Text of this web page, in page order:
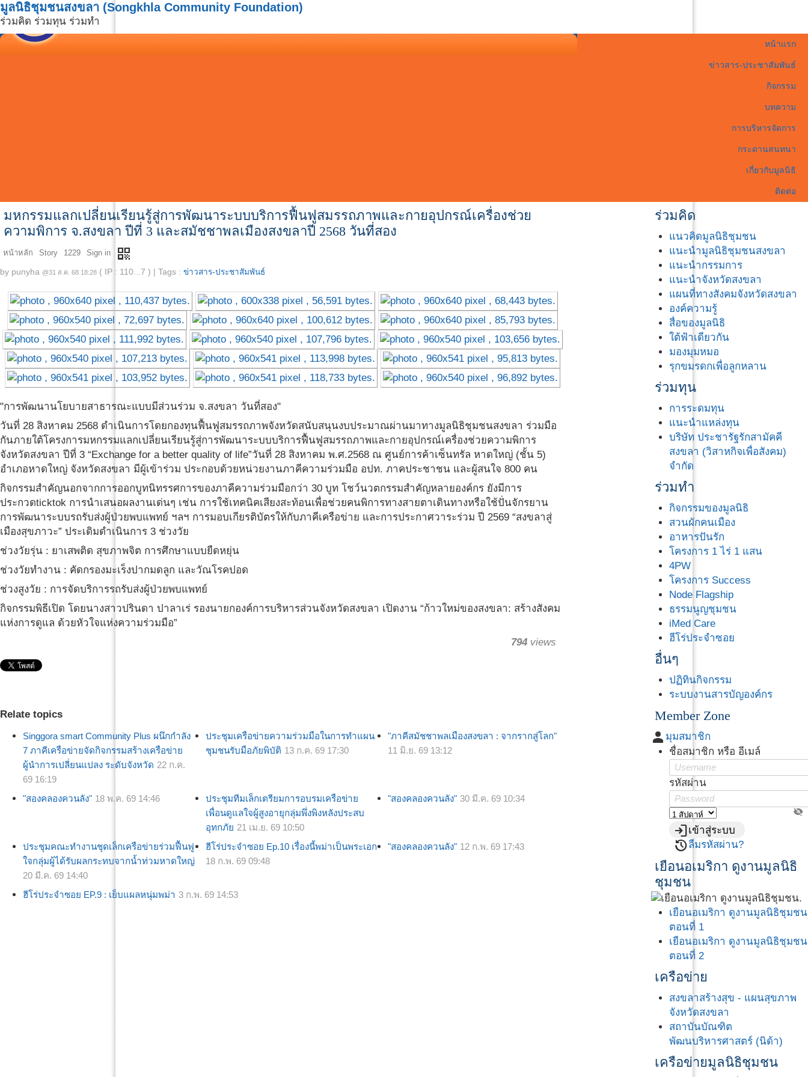
มูลนิธิชุมชนสงขลา (Songkhla Community Foundation)
ร่วมคิด ร่วมทุน ร่วมทำ
หน้าแรก
ข่าวสาร-ประชาสัมพันธ์
กิจกรรม
บทความ
การบริหารจัดการ
กระดานสนทนา
เกี่ยวกับมูลนิธิ
ติดต่อ
มหกรรมแลกเปลี่ยนเรียนรู้สู่การพัฒนาระบบบริการฟื้นฟูสมรรถภาพและกายอุปกรณ์เครื่องช่วย
ความพิการ จ.สงขลา ปีที่ 3 และสมัชชาพลเมืองสงขลาปี 2568 วันที่สอง
หน้าหลัก Story 1229 Sign in qr_code
by punyha @31 ส.ค. 68 18:28 ( IP : 110...7 ) Tags : ข่าวสาร-ประชาสัมพันธ์
"การพัฒนานโยบายสาธารณะแบบมีส่วนร่วม จ.สงขลา วันที่สอง"
วันที่ 28 สิงหาคม 2568 ดำเนินการโดยกองทุนฟื้นฟูสมรรถภาพจังหวัดสนับสนุนงบประมาณผ่านมาทางมูลนิธิชุมชนสงขลา ร่วมมือ
กันภายใต้โครงการมหกรรมแลกเปลี่ยนเรียนรู้สู่การพัฒนาระบบบริการฟื้นฟูสมรรถภาพและกายอุปกรณ์เครื่องช่วยความพิการ
จังหวัดสงขลา ปีที่ 3 “Exchange for a better quality of life”วันที่ 28 สิงหาคม พ.ศ.2568 ณ ศูนย์การค้าเซ็นทรัล หาดใหญ่ (ชั้น 5)
อำเภอหาดใหญ่ จังหวัดสงขลา มีผู้เข้าร่วม ประกอบด้วยหน่วยงานภาคีความร่วมมือ อปท. ภาคประชาชน และผู้สนใจ 800 คน
กิจกรรมสำคัญนอกจากการออกบูทนิทรรศการของภาคีความร่วมมือกว่า 30 บูท โชว์นวตกรรมสำคัญหลายองค์กร ยังมีการ
ประกวดticktok การนำเสนอผลงานเด่นๆ เช่น การใช้เทคนิคเสียงสะท้อนเพื่อช่วยคนพิการทางสายตาเดินทางหรือใช้ปั่นจักรยาน
การพัฒนาระบบรถรับส่งผู้ป่วยพบแพทย์ ฯลฯ การมอบเกียรติบัตรให้กับภาคีเครือข่าย และการประกาศวาระร่วม ปี 2569 “สงขลาสู่
เมืองสุขภาวะ” ประเดิมดำเนินการ 3 ช่วงวัย
ช่วงวัยรุ่น : ยาเสพติด สุขภาพจิต การศึกษาแบบยืดหยุ่น
ช่วงวัยทำงาน : คัดกรองมะเร็งปากมดลูก และวัณโรคปอด
ช่วงสูงวัย : การจัดบริการรถรับส่งผู้ป่วยพบแพทย์
กิจกรรมพิธีเปิด โดยนางสาวปรินดา ปาลาเร่ รองนายกองค์การบริหารส่วนจังหวัดสงขลา เปิดงาน “ก้าวใหม่ของสงขลา: สร้างสังคม
แห่งการดูแล ด้วยหัวใจแห่งความร่วมมือ”
794views
Relate topics
Singgora smart Community Plus ผนึกกำลัง
7 ภาคีเครือข่ายจัดกิจกรรมสร้างเครือข่าย
ผู้นำการเปลี่ยนแปลง ระดับจังหวัด 22 ก.ค.
69 16:19
ประชุมเครือข่ายความร่วมมือในการทำแผน
ชุมชนรับมือภัยพิบัติ 13 ก.ค. 69 17:30
"ภาคีสมัชชาพลเมืองสงขลา : จากรากสู่โลก"
11 มิ.ย. 69 13:12
"สองคลองควนลัง" 18 พ.ค. 69 14:46
ประชุมทีมเล็กเตรียมการอบรมเครือข่าย
เพื่อนดูแลใจผู้สูงอายุกลุ่มพึ่งพิงหลังประสบ
อุทกภัย 21 เม.ย. 69 10:50
"สองคลองควนลัง" 30 มี.ค. 69 10:34
ประชุมคณะทำงานชุดเล็กเครือข่ายร่วมฟื้นฟู
ใจกลุ่มผู้ได้รับผลกระทบจากน้ำท่วมหาดใหญ่
20 มี.ค. 69 14:40
ฮีโร่ประจำซอย Ep.10 เรื่องนี้พม่าเป็นพระเอก
18 ก.พ. 69 09:48
"สองคลองควนลัง" 12 ก.พ. 69 17:43
ฮีโร่ประจำซอย EP.9 : เย็บแผลหนุ่มพม่า 3 ก.พ. 69 14:53
ร่วมคิด
แนวคิดมูลนิธิชุมชน
แนะนำมูลนิธิชุมชนสงขลา
แนะนำกรรมการ
แนะนำจังหวัดสงขลา
แผนที่ทางสังคมจังหวัดสงขลา
องค์ความรู้
สื่อของมูลนิธิ
ใต้ฟ้าเดียวกัน
มองมุมหมอ
รุกขมรดกเพื่อลูกหลาน
ร่วมทุน
การระดมทุน
แนะนำแหล่งทุน
บริษัท ประชารัฐรักสามัคคี
สงขลา (วิสาหกิจเพื่อสังคม)
จำกัด
ร่วมทำ
กิจกรรมของมูลนิธิ
สวนผักคนเมือง
อาหารปันรัก
โครงการ 1 ไร่ 1 แสน
4PW
โครงการ Success
Node Flagship
ธรรมนูญชุมชน
iMed Care
ฮีโร่ประจำซอย
อื่นๆ
ปฏิทินกิจกรรม
ระบบงานสารบัญองค์กร
Member Zone
person มุมสมาชิก
ชื่อสมาชิก หรือ อีเมล์
รหัสผ่าน
visibility_off
loginเข้าสู่ระบบ
restoreลืมรหัสผ่าน?
เยือนอเมริกา ดูงานมูลนิธิ
ชุมชน
เยือนอเมริกา ดูงานมูลนิธิชุมชน
ตอนที่ 1
เยือนอเมริกา ดูงานมูลนิธิชุมชน
ตอนที่ 2
เครือข่าย
สงขลาสร้างสุข - แผนสุขภาพ
จังหวัดสงขลา
สถาบันบัณฑิต
พัฒนบริหารศาสตร์ (นิด้า)
เครือข่ายมูลนิธิชุมชน